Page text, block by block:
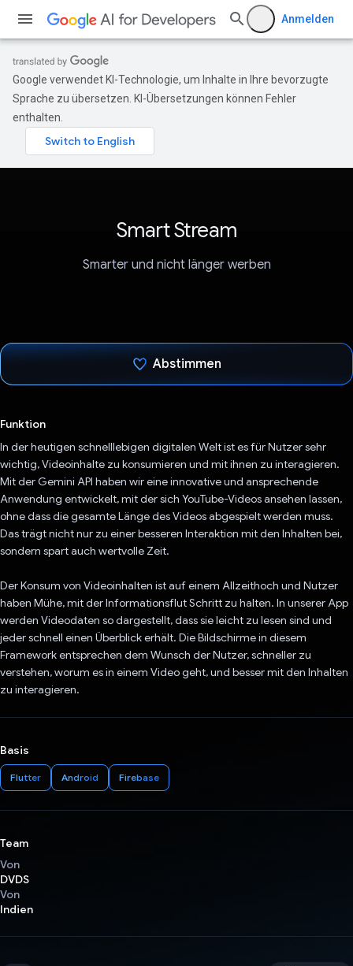
Anmelden
Google verwendet KI-Technologie, um Inhalte in Ihre bevorzugte
Sprache zu übersetzen. KI-Übersetzungen können Fehler
enthalten.
Smart Stream
Smarter und nicht länger werben
Abstimmen
Funktion
In der heutigen schnelllebigen digitalen Welt ist es für Nutzer sehr
wichtig, Videoinhalte zu konsumieren und mit ihnen zu interagieren.
Mit der Gemini API haben wir eine innovative und ansprechende
Anwendung entwickelt, mit der sich YouTube-Videos ansehen lassen,
ohne dass die gesamte Länge des Videos abgespielt werden muss.
Das trägt nicht nur zu einer besseren Interaktion mit den Inhalten bei,
sondern spart auch wertvolle Zeit.
Der Konsum von Videoinhalten ist auf einem Allzeithoch und Nutzer
haben Mühe, mit der Informationsflut Schritt zu halten. In unserer App
werden Videodaten so dargestellt, dass sie leicht zu lesen sind und
jeder schnell einen Überblick erhält. Die Bildschirme in diesem
Framework entsprechen dem Wunsch der Nutzer, schneller zu
verstehen, worum es in einem Video geht, und besser mit den Inhalten
zu interagieren.
Basis
Flutter Android Firebase
Team
Von
DVDS
Von
Indien